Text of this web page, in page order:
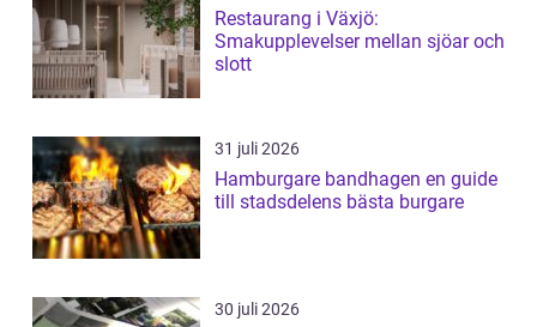
Restaurang i Växjö:
Smakupplevelser mellan sjöar och
slott
31 juli 2026
Hamburgare bandhagen en guide
till stadsdelens bästa burgare
30 juli 2026